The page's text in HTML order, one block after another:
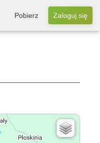
Pobierz Zaloguj się